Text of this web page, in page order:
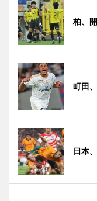
柏、
町田
日本